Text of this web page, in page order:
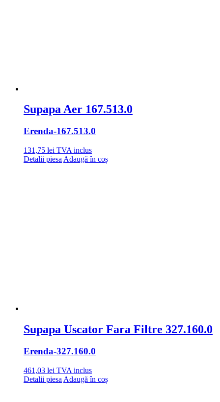
Supapa Aer 167.513.0
Erenda-167.513.0
131,75 lei TVA inclus
Detalii piesa Adaugă în coș
Supapa Uscator Fara Filtre 327.160.0
Erenda-327.160.0
461,03 lei TVA inclus
Detalii piesa Adaugă în coș